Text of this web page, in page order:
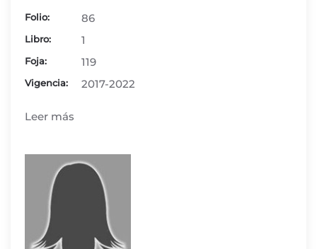
Folio: 86
Libro: 1
Foja: 119
Vigencia: 2017-2022
Leer más